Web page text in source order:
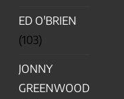
ED O'BRIEN
(103)
JONNY
GREENWOOD